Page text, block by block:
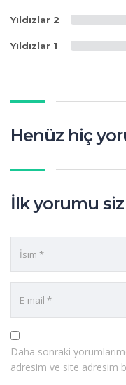
Yıldızlar 2
Yıldızlar 1
Henüz hiç
İlk yorumu siz
Daha sonraki
adresim ve site adresim